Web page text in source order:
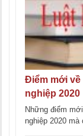
Điểm mới về
nghiệp 2020
Những điểm
nghiệp 2020